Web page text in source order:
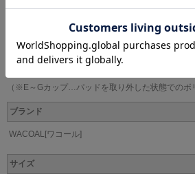
●肌、花爛漫に華やぐ
・カップのレースにはラメ糸を使用（BL・PUカ
・アップリケにはラメ糸を使用（BE・PUカラー）
（※E～Gカップ…パッドを取り外した状態でのボ
ブランド
WACOAL[ワコール]
サイズ